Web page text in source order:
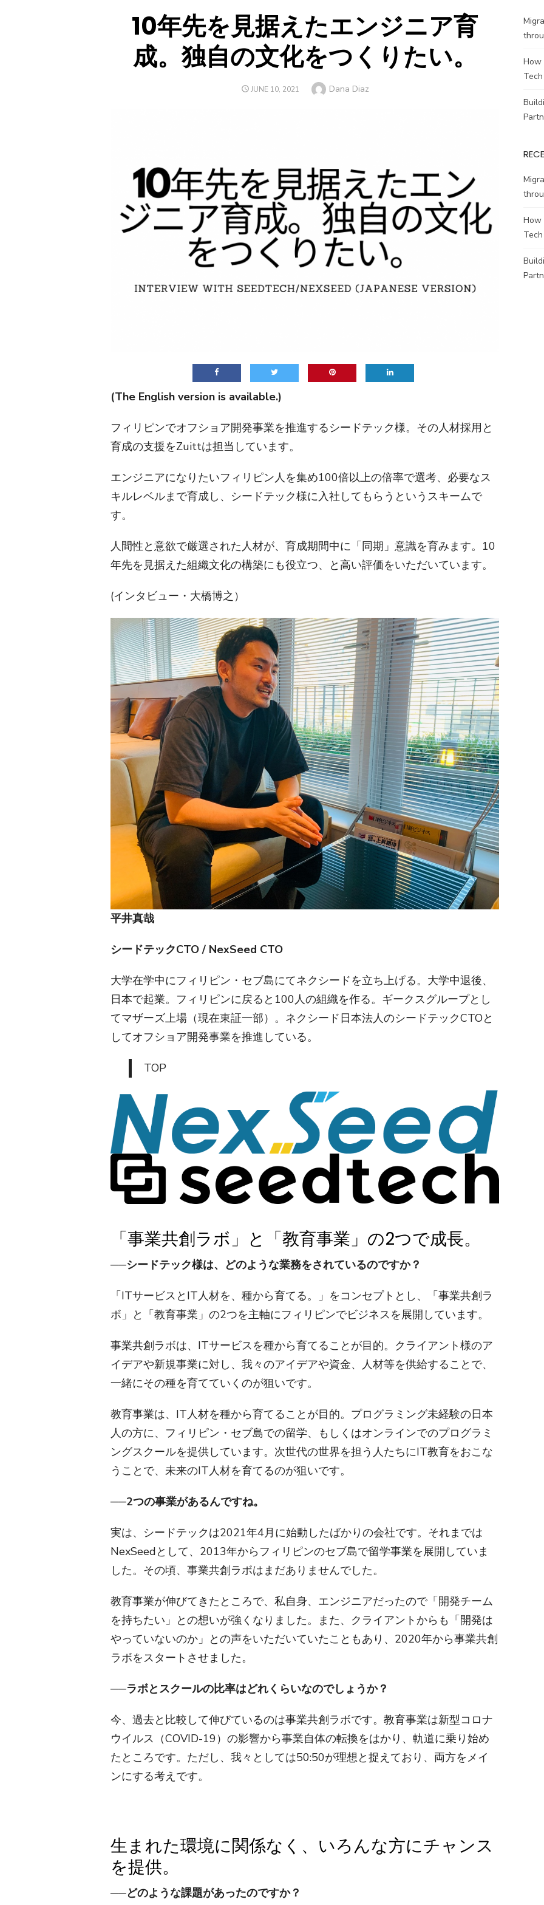
10年先を見据えたエンジニア育
成。独自の文化をつくりたい。
POSTED
JUNE 10, 2021 Author
Dana Diaz
(The English version is available.)
フィリピンでオフショア開発事業を推進するシードテック様。その人材採用と
育成の支援をZuittは担当しています。
エンジニアになりたいフィリピン人を集め100倍以上の倍率で選考、必要なス
キルレベルまで育成し、シードテック様に入社してもらうというスキームで
す。
人間性と意欲で厳選された人材が、育成期間中に「同期」意識を育みます。10
年先を見据えた組織文化の構築にも役立つ、と高い評価をいただいています。
(インタビュー・大橋博之）
平井真哉
シードテックCTO / NexSeed CTO
大学在学中にフィリピン・セブ島にてネクシードを立ち上げる。大学中退後、
日本で起業。フィリピンに戻ると100人の組織を作る。ギークスグループとし
てマザーズ上場（現在東証一部）。ネクシード日本法人のシードテックCTOと
してオフショア開発事業を推進している。
TOP
「事業共創ラボ」と「教育事業」の2つで成長。
──シードテック様は、どのような業務をされているのですか？
「ITサービスとIT人材を、種から育てる。」をコンセプトとし、「事業共創ラ
ボ」と「教育事業」の2つを主軸にフィリピンでビジネスを展開しています。
事業共創ラボは、ITサービスを種から育てることが目的。クライアント様のア
イデアや新規事業に対し、我々のアイデアや資金、人材等を供給することで、
一緒にその種を育てていくのが狙いです。
教育事業は、IT人材を種から育てることが目的。プログラミング未経験の日本
人の方に、フィリピン・セブ島での留学、もしくはオンラインでのプログラミ
ングスクールを提供しています。次世代の世界を担う人たちにIT教育をおこな
うことで、未来のIT人材を育てるのが狙いです。
──2つの事業があるんですね。
実は、シードテックは2021年4月に始動したばかりの会社です。それまでは
NexSeedとして、2013年からフィリピンのセブ島で留学事業を展開していま
した。その頃、事業共創ラボはまだありませんでした。
教育事業が伸びてきたところで、私自身、エンジニアだったので「開発チーム
を持ちたい」との想いが強くなりました。また、クライアントからも「開発は
やっていないのか」との声をいただいていたこともあり、2020年から事業共創
ラボをスタートさせました。
──ラボとスクールの比率はどれくらいなのでしょうか？
今、過去と比較して伸びているのは事業共創ラボです。教育事業は新型コロナ
ウイルス（COVID-19）の影響から事業自体の転換をはかり、軌道に乗り始め
たところです。ただし、我々としては50:50が理想と捉えており、両方をメイ
ンにする考えです。
生まれた環境に関係なく、いろんな方にチャンス
を提供。
──どのような課題があったのですか？
How
Tech
How
Tech